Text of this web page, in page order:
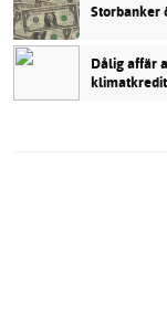
Storbanker
Dålig affär